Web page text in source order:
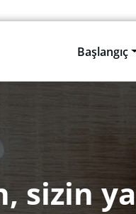
Başlangıç
sizin